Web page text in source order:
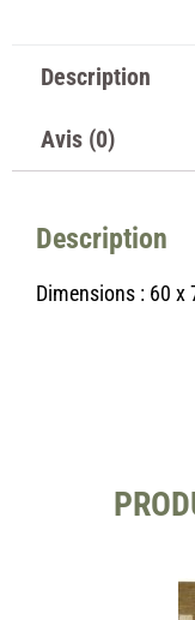
Description
Avis (0)
Description
Dimensions : 60 x